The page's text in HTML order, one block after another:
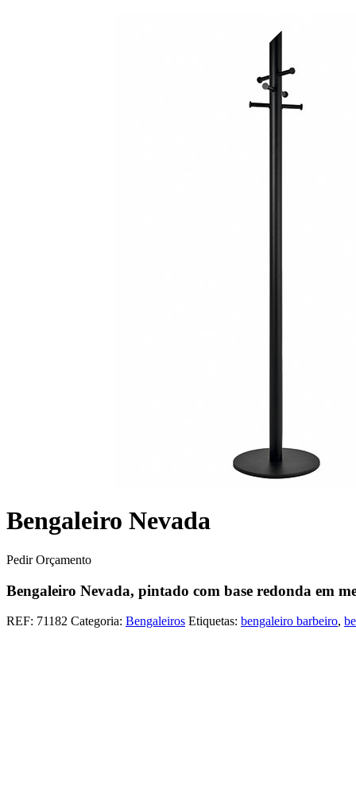
Bengaleiro Nevada
Pedir Orçamento
Bengaleiro Nevada, pintado com base redonda em
REF: 71182 Categoria: Bengaleiros Etiquetas: bengaleiro barbeiro,